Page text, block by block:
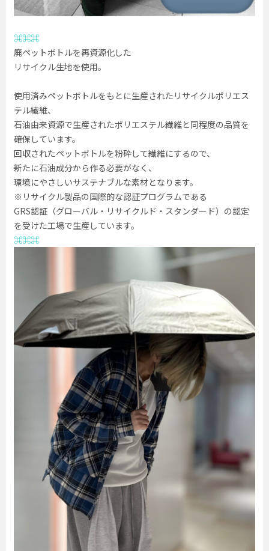
⌘⌘⌘
廃ペットボトルを再資源化した
リサイクル生地を使用。
使用済みペットボトルをもとに生産されたリサイクルポリエス
テル繊維、
石油由来資源で生産されたポリエステル繊維と同程度の品質を
確保しています。
回収されたペットボトルを粉砕して繊維にするので、
新たに石油成分から作る必要がなく、
環境にやさしいサステナブルな素材となります。
※リサイクル製品の国際的な認証プログラムである
GRS認証（グローバル・リサイクルド・スタンダード）の認定
を受けた工場で生産しています。
⌘⌘⌘